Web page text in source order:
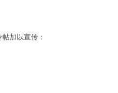
加以宣传：